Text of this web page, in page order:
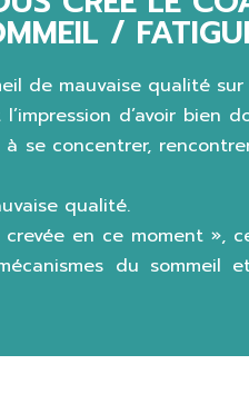
/
de mauvaise qualité
d’avoir bien
se concentrer,
qualité.
en ce moment »,
du sommeil